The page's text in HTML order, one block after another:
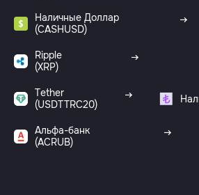
Наличные Доллар
(CASHUSD)
Ripple
(XRP)
Tether
(USDTTRC20)
Альфа-банк
(ACRUB)